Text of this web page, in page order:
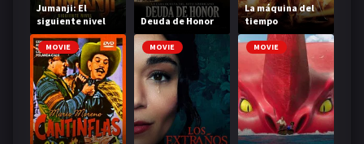
Jumanji: El
siguiente nivel
Deuda de Honor
La máquina del
tiempo
MOVIE MOVIE MOVIE